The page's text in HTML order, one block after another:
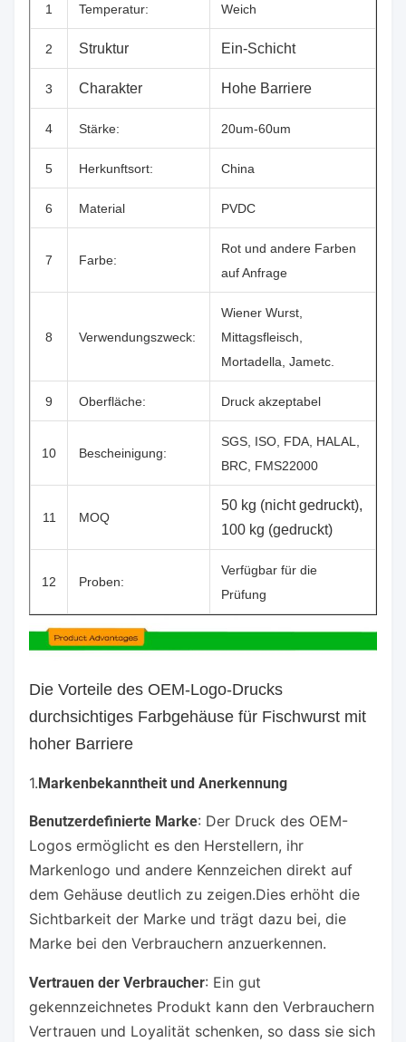
1 Temperatur: Weich
2 Struktur Ein-Schicht
3 Charakter Hohe Barriere
4 Stärke: 20um-60um
5 Herkunftsort: China
6 Material PVDC
7 Farbe:
Rot und andere Farben
auf Anfrage
8 Verwendungszweck:
Wiener Wurst,
Mittagsfleisch,
Mortadella, Jametc.
9 Oberfläche: Druck akzeptabel
10 Bescheinigung:
SGS, ISO, FDA, HALAL,
BRC, FMS22000
11 MOQ
50 kg (nicht gedruckt),
100 kg (gedruckt)
12 Proben:
Verfügbar für die
Prüfung
Die Vorteile des OEM-Logo-Drucks
durchsichtiges Farbgehäuse für Fischwurst mit
hoher Barriere
1. Markenbekanntheit und Anerkennung
Benutzerdefinierte Marke: Der Druck des OEM-
Logos ermöglicht es den Herstellern, ihr
Markenlogo und andere Kennzeichen direkt auf
dem Gehäuse deutlich zu zeigen.Dies erhöht die
Sichtbarkeit der Marke und trägt dazu bei, die
Marke bei den Verbrauchern anzuerkennen.
Vertrauen der Verbraucher: Ein gut
gekennzeichnetes Produkt kann den Verbrauchern
Vertrauen und Loyalität schenken, so dass sie sich